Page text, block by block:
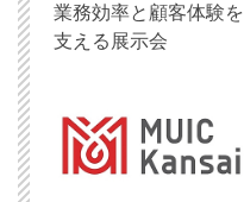
業務効率と顧客体験を
支える展示会